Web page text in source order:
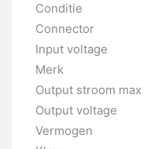
Conditie
Connector
Input voltage
Merk
Output stroom max
Output voltage
Vermogen